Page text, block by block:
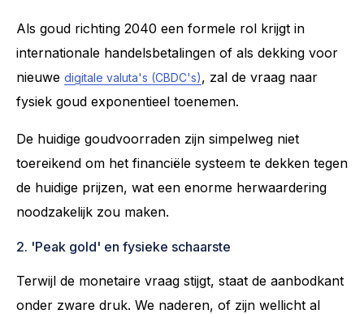
Als goud richting 2040 een formele rol krijgt in
internationale handelsbetalingen of als dekking voor
nieuwe digitale valuta's (CBDC's), zal de vraag naar
fysiek goud exponentieel toenemen.
De huidige goudvoorraden zijn simpelweg niet
toereikend om het financiële systeem te dekken tegen
de huidige prijzen, wat een enorme herwaardering
noodzakelijk zou maken.
2. 'Peak gold' en fysieke schaarste
Terwijl de monetaire vraag stijgt, staat de aanbodkant
onder zware druk. We naderen, of zijn wellicht al